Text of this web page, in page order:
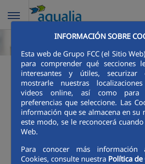
INFORMACIÓN SOBRE
Esta web de Grupo FCC (el Sitio
para comprender qué secciones
interesantes y útiles,
mostrarle nuestras
videos online, así como para
preferencias que seleccione. Las
información que se almacena en su
este modo, se le reconocerá
Web.
Para conocer más información
Cookies, consulte nuestra Política de
¿Qué pago
factura?
Tarifas y reglamentos
Arico-TARIFAS